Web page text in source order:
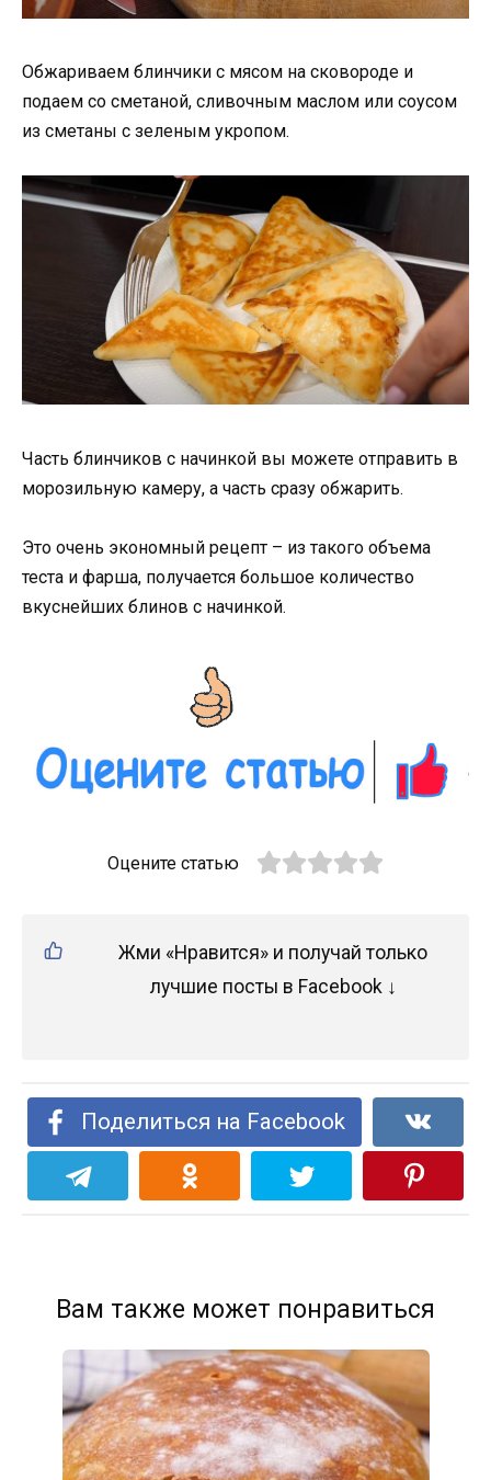
Обжариваем блинчики с мясом на сковороде и
подаем со сметаной, сливочным маслом или соусом
из сметаны с зеленым укропом.
Часть блинчиков с начинкой вы можете отправить в
морозильную камеру, а часть сразу обжарить.
Это очень экономный рецепт – из такого объема
теста и фарша, получается большое количество
вкуснейших блинов с начинкой.
Оцените статью
Жми «Нравится» и получай только
лучшие посты в Facebook ↓
Поделиться на Facebook
Вам также может понравиться